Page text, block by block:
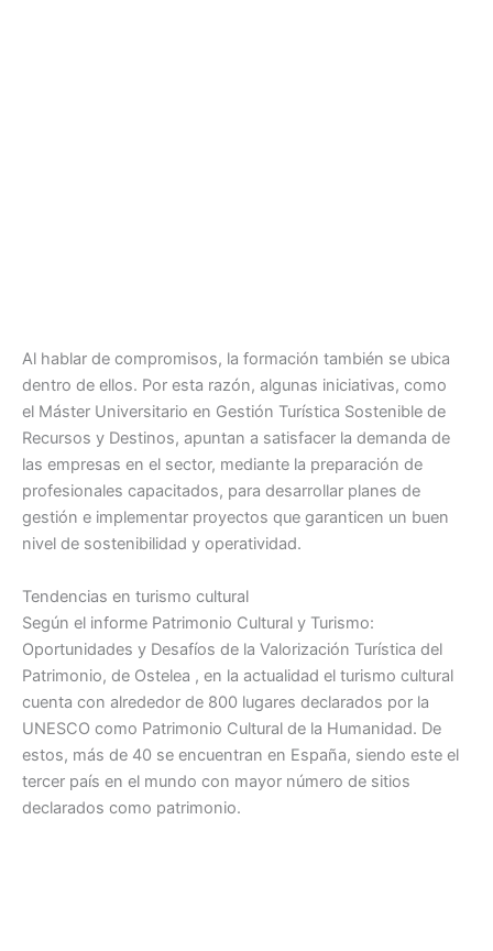
Al hablar de compromisos, la formación también se ubica
dentro de ellos. Por esta razón, algunas iniciativas, como
el Máster Universitario en Gestión Turística Sostenible de
Recursos y Destinos, apuntan a satisfacer la demanda de
las empresas en el sector, mediante la preparación de
profesionales capacitados, para desarrollar planes de
gestión e implementar proyectos que garanticen un buen
nivel de sostenibilidad y operatividad.
Tendencias en turismo cultural
Según el informe Patrimonio Cultural y Turismo:
Oportunidades y Desafíos de la Valorización Turística del
Patrimonio, de Ostelea , en la actualidad el turismo cultural
cuenta con alrededor de 800 lugares declarados por la
UNESCO como Patrimonio Cultural de la Humanidad. De
estos, más de 40 se encuentran en España, siendo este el
tercer país en el mundo con mayor número de sitios
declarados como patrimonio.